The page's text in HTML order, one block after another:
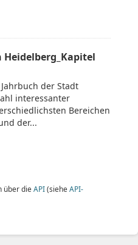
der Stadt
interessanter
Bereichen
der...
über die API(siehe API-